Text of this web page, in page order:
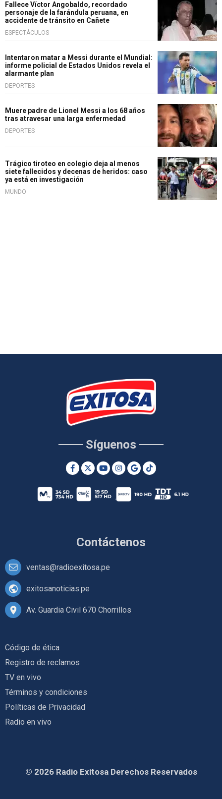
Fallece Víctor Angobaldo, recordado
personaje de la farándula peruana, en
accidente de tránsito en Cañete
ESPECTÁCULOS
Intentaron matar a Messi durante el Mundial:
informe policial de Estados Unidos revela el
alarmante plan
DEPORTES
Muere padre de Lionel Messi a los 68 años
tras atravesar una larga enfermedad
DEPORTES
Trágico tiroteo en colegio deja al menos
siete fallecidos y decenas de heridos: caso
ya está en investigación
MUNDO
Contáctenos
ventas@radioexitosa.pe
exitosanoticias.pe
Av. Guardia Civil 670 Chorrillos
Síguenos
Código de ética
Registro de reclamos
TV en vivo
Términos y condiciones
Políticas de Privacidad
Radio en vivo
© 2026 Radio Exitosa Derechos Reservados